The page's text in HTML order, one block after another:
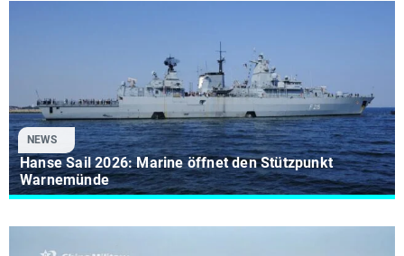
NEWS
Hanse Sail 2026: Marine öffnet den Stützpunkt
Warnemünde